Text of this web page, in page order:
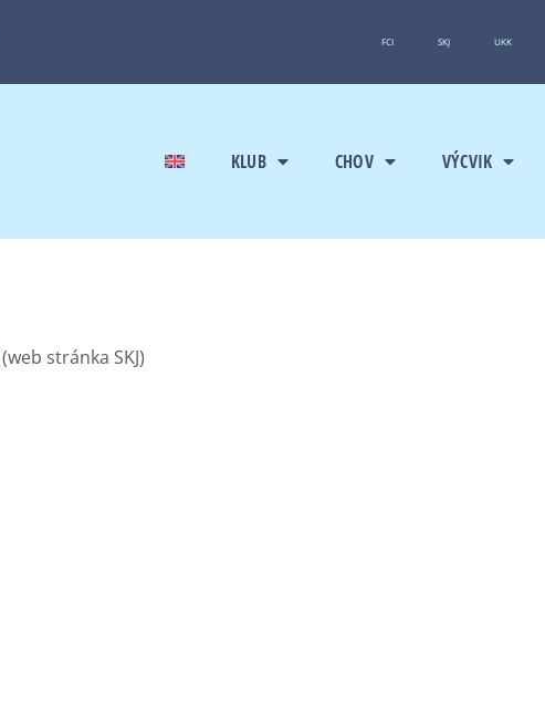
FCI SKJ UKK
KLUB CHOV VÝCVIK
(web stránka SKJ)